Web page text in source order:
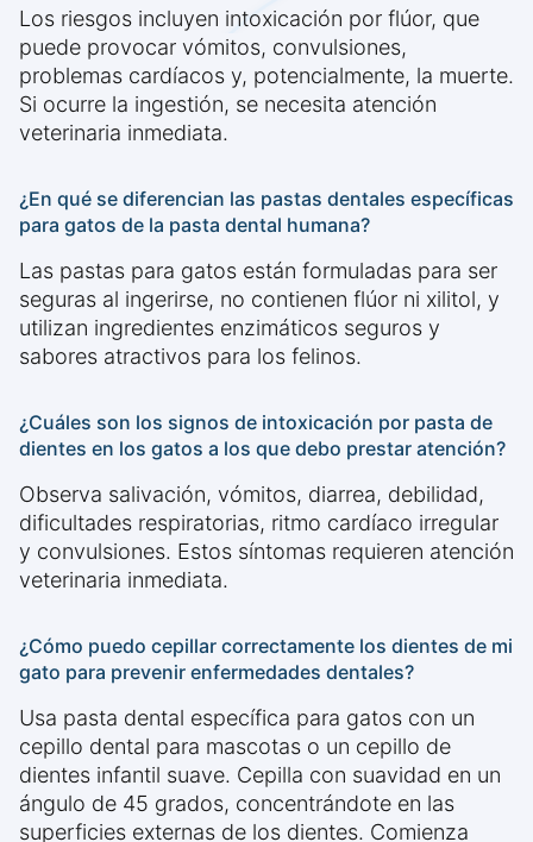
Los riesgos incluyen intoxicación por flúor, que
puede provocar vómitos, convulsiones,
problemas cardíacos y, potencialmente, la muerte.
Si ocurre la ingestión, se necesita atención
veterinaria inmediata.
¿En qué se diferencian las pastas dentales específicas
para gatos de la pasta dental humana?
Las pastas para gatos están formuladas para ser
seguras al ingerirse, no contienen flúor ni xilitol, y
utilizan ingredientes enzimáticos seguros y
sabores atractivos para los felinos.
¿Cuáles son los signos de intoxicación por pasta de
dientes en los gatos a los que debo prestar atención?
Observa salivación, vómitos, diarrea, debilidad,
dificultades respiratorias, ritmo cardíaco irregular
y convulsiones. Estos síntomas requieren atención
veterinaria inmediata.
¿Cómo puedo cepillar correctamente los dientes de mi
gato para prevenir enfermedades dentales?
Usa pasta dental específica para gatos con un
cepillo dental para mascotas o un cepillo de
dientes infantil suave. Cepilla con suavidad en un
ángulo de 45 grados, concentrándote en las
superficies externas de los dientes. Comienza